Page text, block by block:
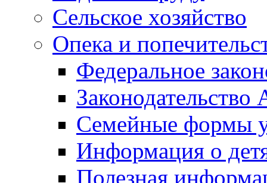
Сельское хозяйство
Опека и
Федеральное
Законодательство
Семейные формы
Информация о
Полезная